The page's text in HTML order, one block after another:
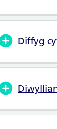
Diffyg